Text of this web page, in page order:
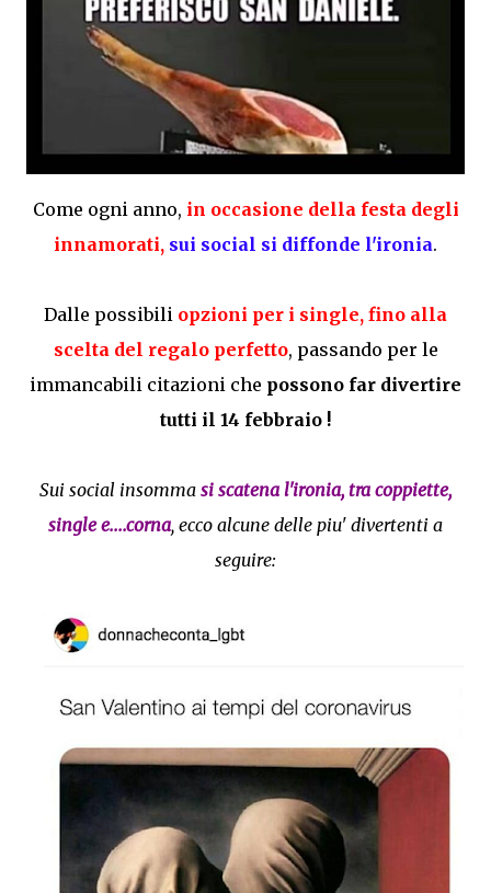
Come ogni anno, in occasione della festa degli
innamorati, sui social si diffonde l'ironia.
Dalle possibili opzioni per i single, fino alla
scelta del regalo perfetto, passando per le
immancabili citazioni che possono far divertire
tutti il 14 febbraio !
Sui social insomma si scatena l'ironia, tra coppiette,
single e....corna, ecco alcune delle piu' divertenti a
seguire: